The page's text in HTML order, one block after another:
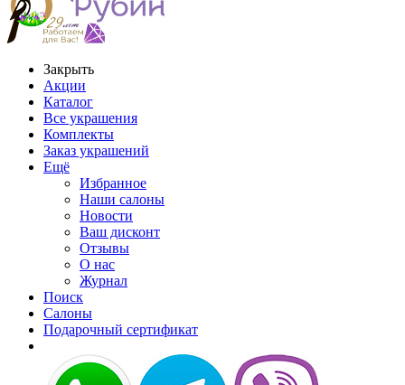
Закрыть
Акции
Каталог
Все украшения
Комплекты
Заказ украшений
Ещё
Избранное
Наши салоны
Новости
Ваш дисконт
Отзывы
О нас
Журнал
Поиск
Салоны
Подарочный сертификат